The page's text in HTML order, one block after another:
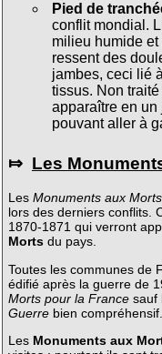
Pied de
conflit mondial.
milieu humide
ressent des
jambes, ceci lié
tissus. Non
apparaître en un
pouvant aller à
⤇ Les
Les Monuments aux Morts
lors des derniers conflits.
1870-1871 qui verront
Mortsdu pays.
Toutes les communes de
édifié après la guerre de
Morts pour la Francesauf
Guerrebien compréhensif.
Les Monuments aux